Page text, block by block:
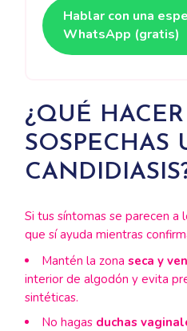
Hablar con una
WhatsApp (gratis)
¿QUÉ HACER
SOSPECHAS
Si tus síntomas se parecen a
que sí ayuda mientras
Mantén la zonaseca y
interior de algodón y evita
sintéticas.
No hagas duchas